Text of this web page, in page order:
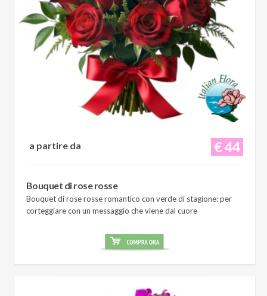
€ 44
a partire da
Bouquet di rose rosse
Bouquet di rose rosse romantico con verde di stagione: per
corteggiare con un messaggio che viene dal cuore